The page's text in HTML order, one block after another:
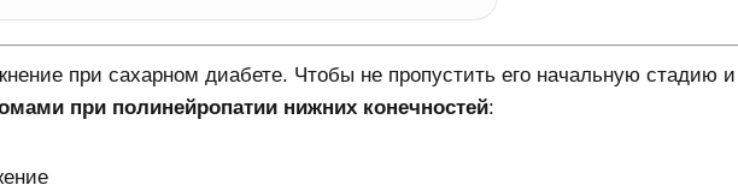
при сахарном диабете. Чтобы не пропустить его начальную стадию
при полинейропатии нижних конечностей: